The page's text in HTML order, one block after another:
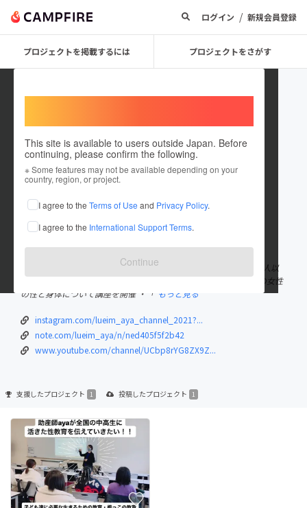
ログイン / 新規会員登録
プロジェクトを掲載するには プロジェクトをさがす
This site is available to users outside Japan. Before
continuing, please confirm the following.
※ Some features may not be available depending on your
country, region, or project.
I agree to the Terms of Use and Privacy Policy.
I agree to the International Support Terms.
Continue
aya miyagi
これまでに1回支援して1件のプロジェクトを投稿しています
在住国：日本 現在地：未設定
出身国：日本 出身地：未設定
〈助産師aya〉 ・子供達への性教育を実施 10年以上（延べ1000人以
上） ・YouTube「オトナの寺子屋」 登録者数3万人超 ・全年代の女性
の性と身体について講座を開催 ・「 もっと見る
instagram.com/lueim_aya_channel_2021?...
note.com/lueim_aya/n/ned405f5f2b42
www.youtube.com/channel/UCbp8rYG8ZX9Z...
支援したプロジェクト 1 投稿したプロジェクト 1